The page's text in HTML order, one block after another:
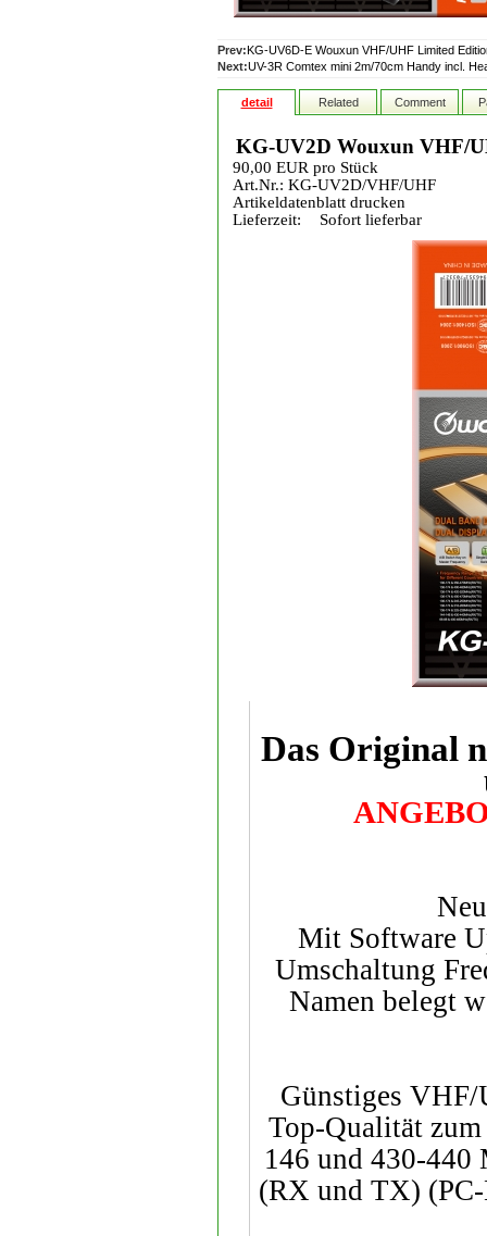
Prev:KG-UV6D-E Wouxun VHF/UHF Limited
Next:UV-3R Comtex mini 2m/70cm Handy incl.
detail Related Comment
KG-UV2D Wouxun VHF/
90,00 EUR pro Stück
Art.Nr.: KG-UV2D/VHF/UHF
Artikeldatenblatt drucken
Lieferzeit:
Sofort lieferbar
Das Original
Mit Software
Umschaltung
Namen belegt
Günstiges VHF/
Top-Qualität zum
146 und 430-440
(RX und TX)